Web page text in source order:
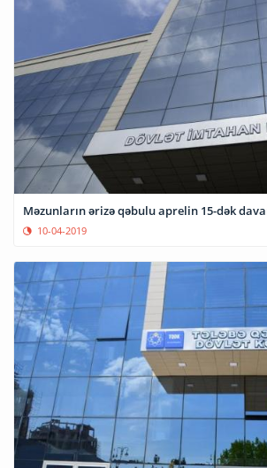
Məzunların ərizə qəbulu aprelin 15-dək
10-04-2019